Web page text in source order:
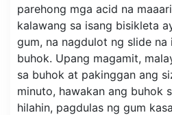
parehong mga acid na
kalawang sa isang bisikleta
gum, na nagdulot ng slide
buhok. Upang magamit,
sa buhok at pakinggan ang
minuto, hawakan ang buhok
hilahin, pagdulas ng gum